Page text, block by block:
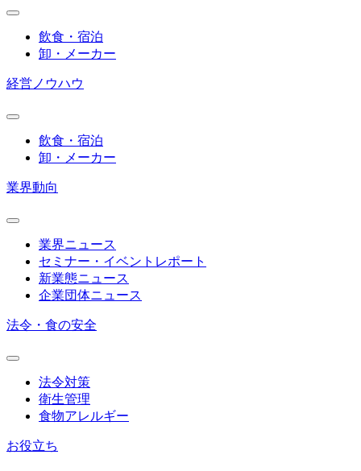
飲食・宿泊
卸・メーカー
経営ノウハウ
飲食・宿泊
卸・メーカー
業界動向
業界ニュース
セミナー・イベントレポート
新業態ニュース
企業団体ニュース
法令・食の安全
法令対策
衛生管理
食物アレルギー
お役立ち